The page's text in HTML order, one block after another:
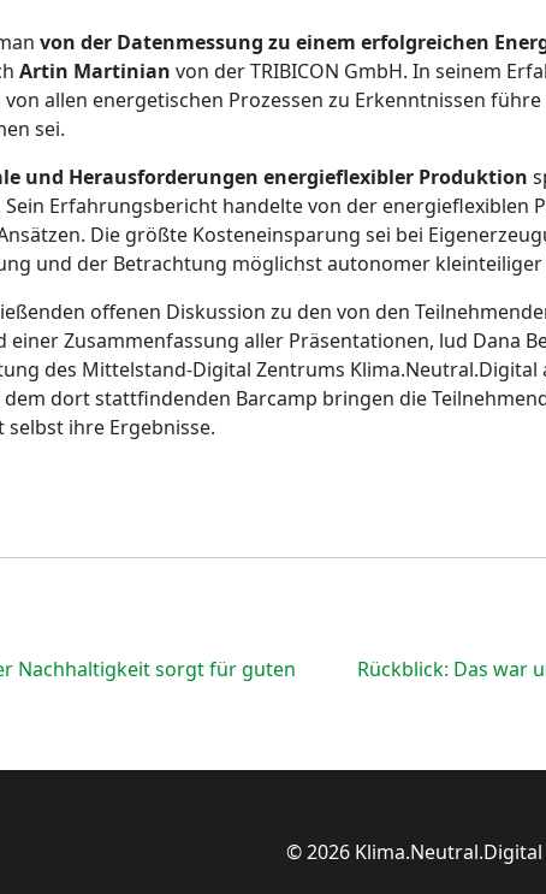
von der Datenmessung zu einem erfolgreichen
Artin Martinian von der TRIBICON GmbH. In seinem
allen energetischen Prozessen zu Erkenntnissen
sei.
und Herausforderungen energieflexibler Produktion
Sein Erfahrungsbericht handelte von der energieflexiblen
Die größte Kosteneinsparung sei bei
und der Betrachtung möglichst autonomer kleinteiliger
offenen Diskussion zu den von den
einer Zusammenfassung aller Präsentationen, lud Dana
des Mittelstand-Digital Zentrums Klima.Neutral.Digital
dem dort stattfindenden Barcamp bringen die
ihre Ergebnisse.
Nachhaltigkeit sorgt für guten
Rückblick: Das war
© 2026 Klima.Neutral.Digital